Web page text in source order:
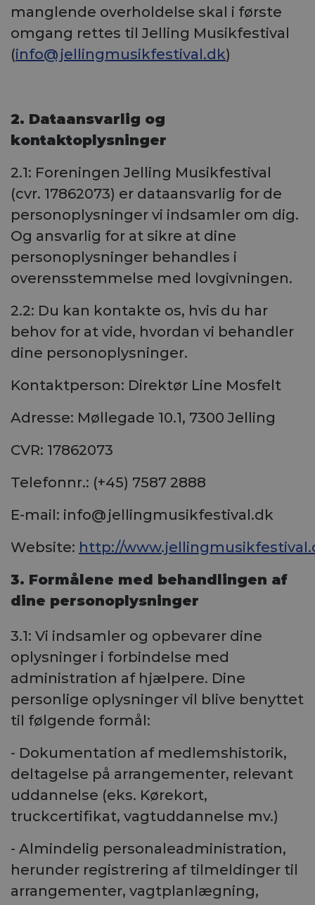
manglende overholdelse skal i første
omgang rettes til Jelling Musikfestival
(info@jellingmusikfestival.dk)
2. Dataansvarlig og
kontaktoplysninger
2.1: Foreningen Jelling Musikfestival
(cvr. 17862073) er dataansvarlig for de
personoplysninger vi indsamler om dig.
Og ansvarlig for at sikre at dine
personoplysninger behandles i
overensstemmelse med lovgivningen.
2.2: Du kan kontakte os, hvis du har
behov for at vide, hvordan vi behandler
dine personoplysninger.
Kontaktperson: Direktør Line Mosfelt
Adresse: Møllegade 10.1, 7300 Jelling
CVR: 17862073
Telefonnr.: (+45) 7587 2888
E-mail: info@jellingmusikfestival.dk
Website: http://
3. Formålene med behandlingen af
dine personoplysninger
3.1: Vi indsamler og opbevarer dine
oplysninger i forbindelse med
administration af hjælpere. Dine
personlige oplysninger vil blive benyttet
til følgende formål:
- Dokumentation af medlemshistorik,
deltagelse på arrangementer, relevant
uddannelse (eks. Kørekort,
truckcertifikat, vagtuddannelse mv.)
- Almindelig personaleadministration,
herunder registrering af tilmeldinger til
arrangementer, vagtplanlægning,